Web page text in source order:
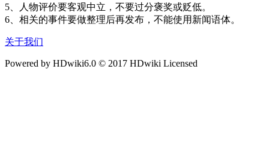
5、人物评价要客观中立，不要过分褒奖或贬低。
6、相关的事件要做整理后再发布，不能使用新闻语体。
关于我们
Powered by HDwiki6.0 © 2017 HDwiki Licensed